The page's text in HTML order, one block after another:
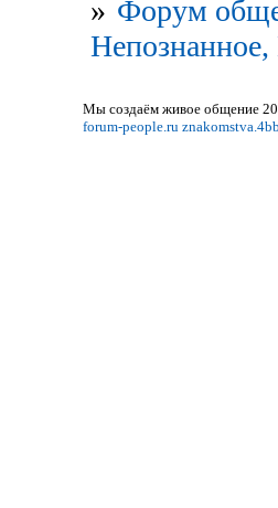
» Форум
Мы создаём живое общение
forum-people.ru